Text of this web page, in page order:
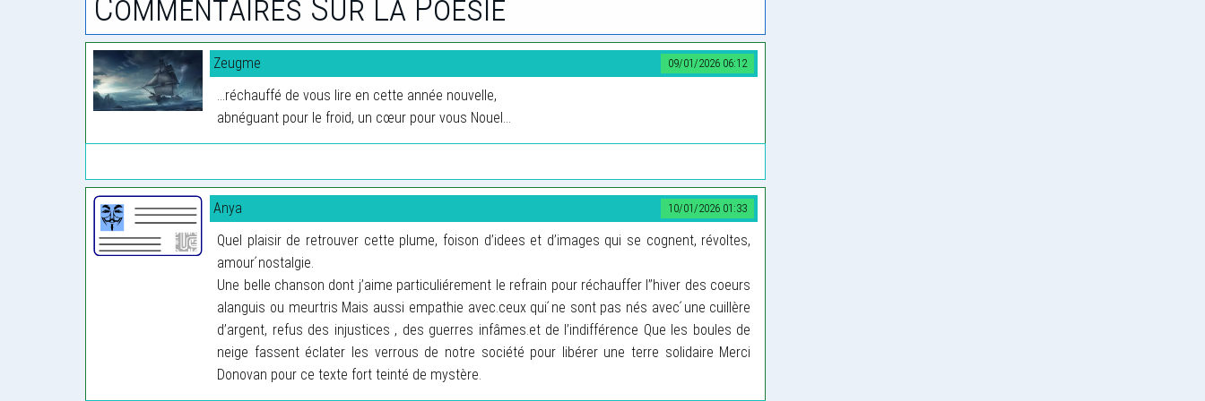
09/01/2026 06:12
Zeugme
...réchauffé de vous lire en cette année nouvelle,
abnéguant pour le froid, un cœur pour vous Nouel...
10/01/2026 01:33
Anya
Quel plaisir de retrouver cette plume, foison d’idees et d’images qui se cognent, révoltes,
amour ́nostalgie.
Une belle chanson dont j’aime particuliérement le refrain pour réchauffer l’’hiver des coeurs
alanguis ou meurtris Mais aussi empathie avec.ceux qui ́ne sont pas nés avec ́une cuillère
d’argent, refus des injustices , des guerres infâmes.et de l’indifférence Que les boules de
neige fassent éclater les verrous de notre société pour libérer une terre solidaire Merci
Donovan pour ce texte fort teinté de mystère.